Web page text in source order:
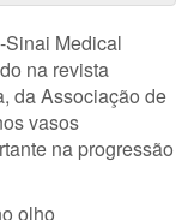
Sinai Medical
na revista
da Associação de
vasos
na progressão
olho